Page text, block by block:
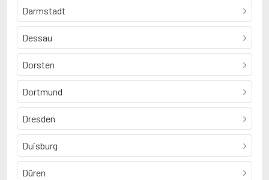
Darmstadt
Dessau
Dorsten
Dortmund
Dresden
Duisburg
Düren